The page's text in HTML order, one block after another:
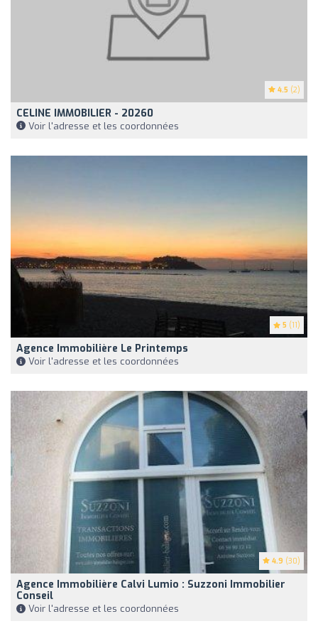
4.5 (2)
CELINE IMMOBILIER - 20260
Voir l'adresse et les coordonnées
5 (11)
Agence Immobilière Le Printemps
Voir l'adresse et les coordonnées
4.9 (30)
Agence Immobilière Calvi Lumio : Suzzoni Immobilier
Conseil
Voir l'adresse et les coordonnées